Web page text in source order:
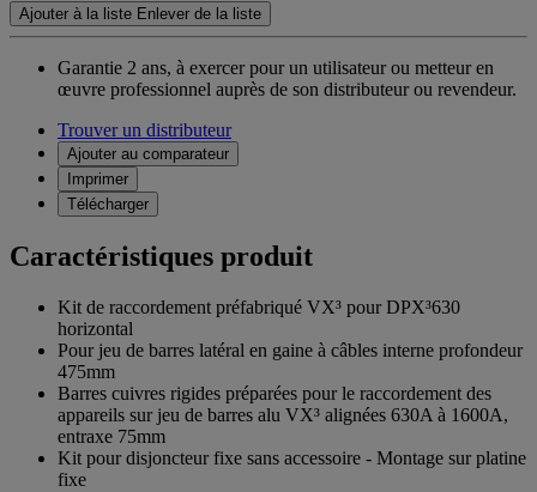
Ajouter à la liste Enlever de la liste
Garantie 2 ans, à exercer pour un utilisateur ou metteur en
œuvre professionnel auprès de son distributeur ou revendeur.
Trouver un distributeur
Ajouter au comparateur
Imprimer
Télécharger
Caractéristiques produit
Kit de raccordement préfabriqué VX³ pour DPX³630
horizontal
Pour jeu de barres latéral en gaine à câbles interne profondeur
475mm
Barres cuivres rigides préparées pour le raccordement des
appareils sur jeu de barres alu VX³ alignées 630A à 1600A,
entraxe 75mm
Kit pour disjoncteur fixe sans accessoire - Montage sur platine
fixe